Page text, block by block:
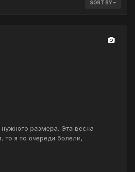
SORT BY
размера. Эта весна
то я по очереди болели,